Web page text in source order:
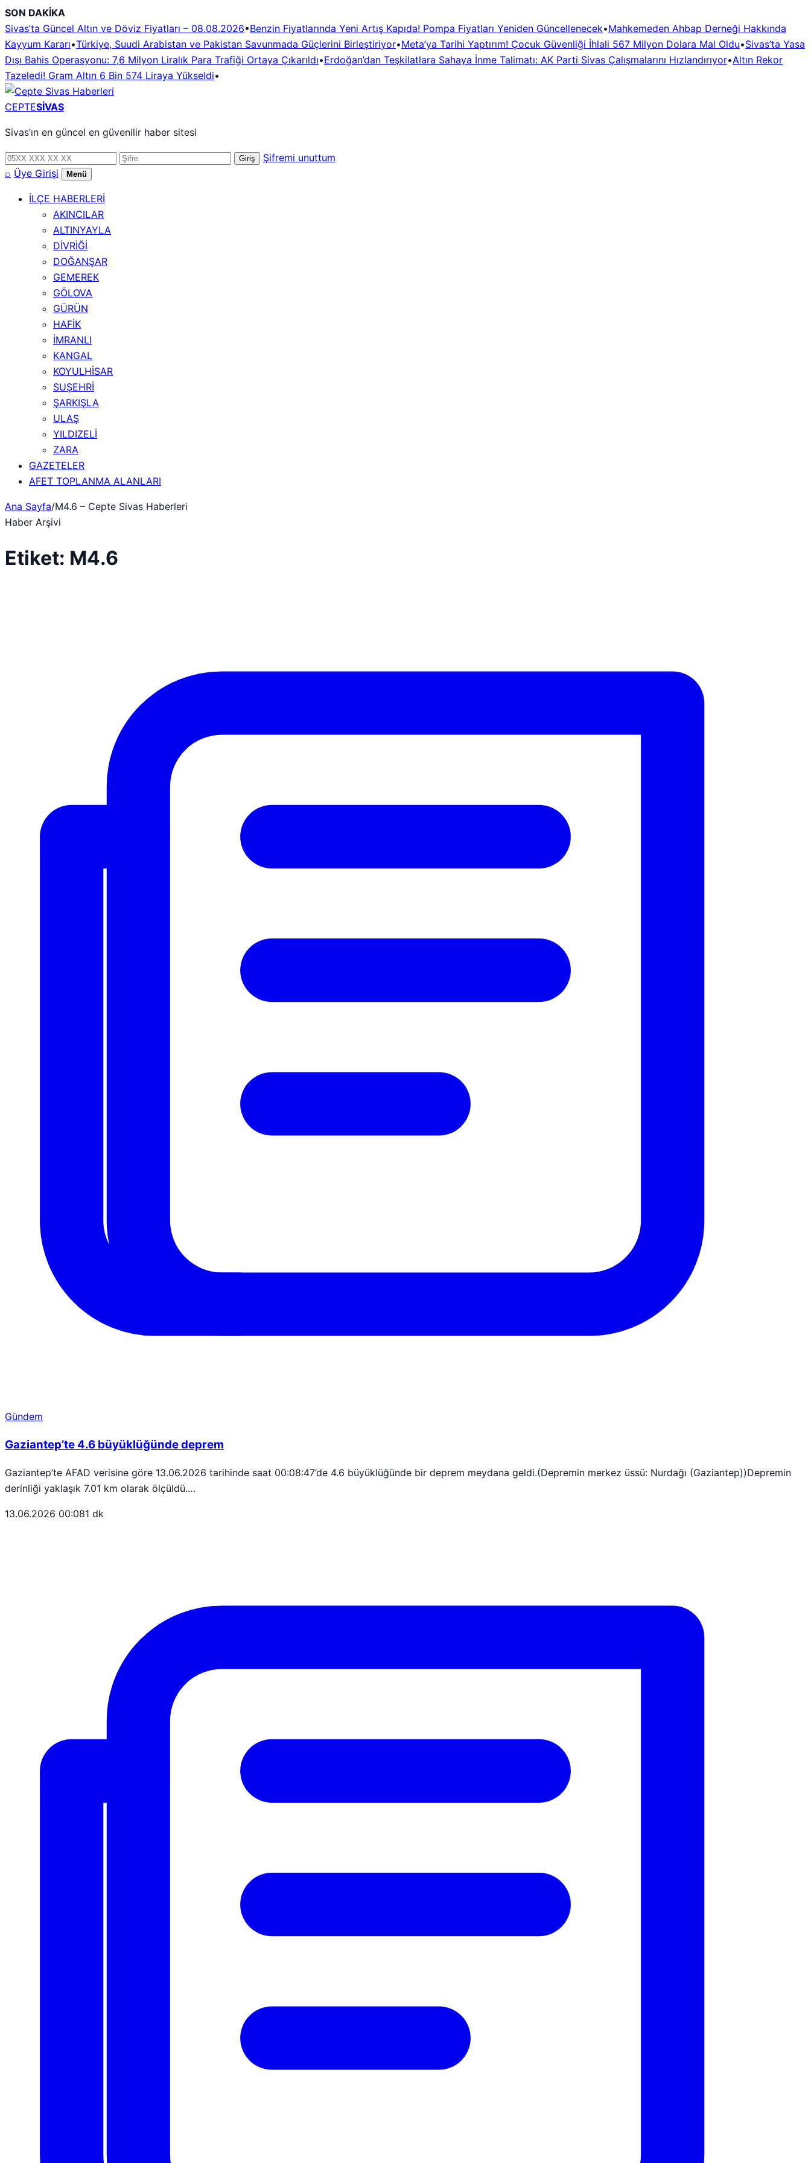
İçeriğe
geç
SON DAKİKA
Sivas’ta Güncel Altın ve Döviz Fiyatları – 08.08.2026•Benzin Fiyatlarında Yeni Artış Kapıda! Pompa Fiyatları Yeniden Güncellenecek•Mahkemeden Ahbap Derneği Hakkında
Kayyum Kararı•Türkiye, Suudi Arabistan ve Pakistan Savunmada Güçlerini Birleştiriyor•Meta’ya Tarihi Yaptırım! Çocuk Güvenliği İhlali 567 Milyon Dolara Mal Oldu•Sivas’ta Yasa
Dışı Bahis Operasyonu: 7,6 Milyon Liralık Para Trafiği Ortaya Çıkarıldı•Erdoğan’dan Teşkilatlara Sahaya İnme Talimatı: AK Parti Sivas Çalışmalarını Hızlandırıyor•Altın Rekor
Tazeledi! Gram Altın 6 Bin 574 Liraya Yükseldi•
CEPTESİVAS
Sivas’ın en güncel en güvenilir haber sitesi
Telefon
numarası
Şifre Giriş
Şifremi unuttum
⌕ Üye Girişi Menü
İLÇE HABERLERİ
AKINCILAR
ALTINYAYLA
DİVRİĞİ
DOĞANŞAR
GEMEREK
GÖLOVA
GÜRÜN
HAFİK
İMRANLI
KANGAL
KOYULHİSAR
SUŞEHRİ
ŞARKIŞLA
ULAŞ
YILDIZELİ
ZARA
GAZETELER
AFET TOPLANMA ALANLARI
Ana Sayfa/M4.6 – Cepte Sivas Haberleri
Haber Arşivi
Etiket: M4.6
Gündem
Gaziantep’te 4.6 büyüklüğünde deprem
Gaziantep’te AFAD verisine göre 13.06.2026 tarihinde saat 00:08:47’de 4.6 büyüklüğünde bir deprem meydana geldi.(Depremin merkez üssü: Nurdağı (Gaziantep))Depremin
derinliği yaklaşık 7.01 km olarak ölçüldü.…
13.06.2026 00:081 dk